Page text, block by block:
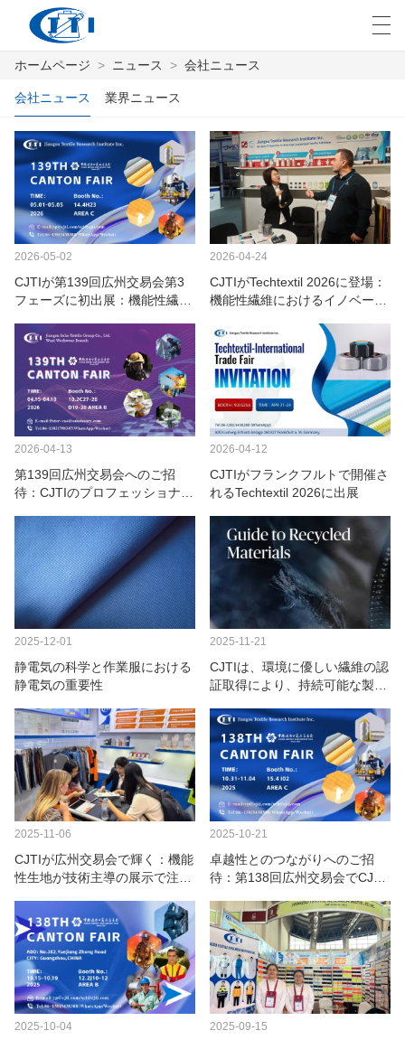
ホームページ
製品
カスタマイズ
私たちについて
ニュース
業界
我々に連絡し
ビデオ
العربية česky Deutsch
ホームページ > ニュース > 会社ニュース
会社ニュース 業界ニュース
2026-05-02
CJTIが第139回広州交易会第3
フェーズに初出展：機能性繊維
ーに届ける
2026-04-24
CJTIがTechtextil 2026に登場：
機能性繊維におけるイノベーシ
2026-04-13
第139回広州交易会へのご招
待：CJTIのプロフェッショナル
をご覧ください
2026-04-12
CJTIがフランクフルトで開催さ
れるTechtextil 2026に出展
2025-12-01
静電気の科学と作業服における
静電気の重要性
2025-11-21
CJTIは、環境に優しい繊維の認
証取得により、持続可能な製造
います。
2025-11-06
CJTIが広州交易会で輝く：機能
性生地が技術主導の展示で注目
2025-10-21
卓越性とのつながりへのご招
待：第138回広州交易会でCJTI
2025-10-04 2025-09-15